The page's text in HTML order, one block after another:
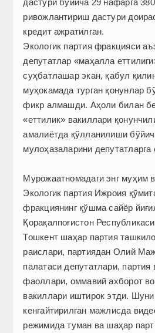
дастури бў­йича 29 нафарга
ривожлантириш дастури
кредит ажратилган.
Экологик партия фракцияси
депутатлар «маҳалла
суҳбатлашар экан, қабул
муҳокамада турган қонунлар
фикр алмашди. Аҳоли билан
«еттилик» вакиллари
амалиётда қўлланилиши
мулоҳазаларини депутатларга
Мурожаатномадаги энг муҳим
Экологик партия Ижроия
фракциянинг қўшма сайёр
Қорақалпоғистон
Тошкент шаҳар партия
раислари, партиядан Олий
палатаси депутатлари,
фаоллари, оммавий ахборот
вакиллари иштирок этди.
кенгайтирилган мажлисда
режимида туман ва шаҳар